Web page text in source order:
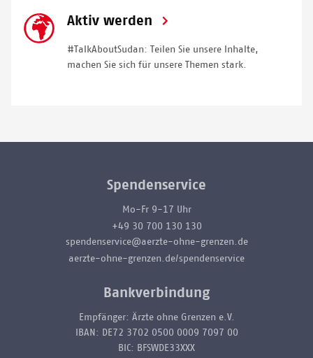
SVG
Icon
Aktiv werden
#TalkAboutSudan: Teilen Sie unsere Inhalte,
machen Sie sich für unsere Themen stark.
Spendenservice
Mo-Fr 9-17 Uhr
+49 30 700 130 130
spendenservice@aerzte-ohne-grenzen.de
aerzte-ohne-grenzen.de/spendenservice
Bankverbindung
Empfänger: Ärzte ohne Grenzen e.V.
IBAN: DE72 3702 0500 0009 7097 00
BIC: BFSWDE33XXX